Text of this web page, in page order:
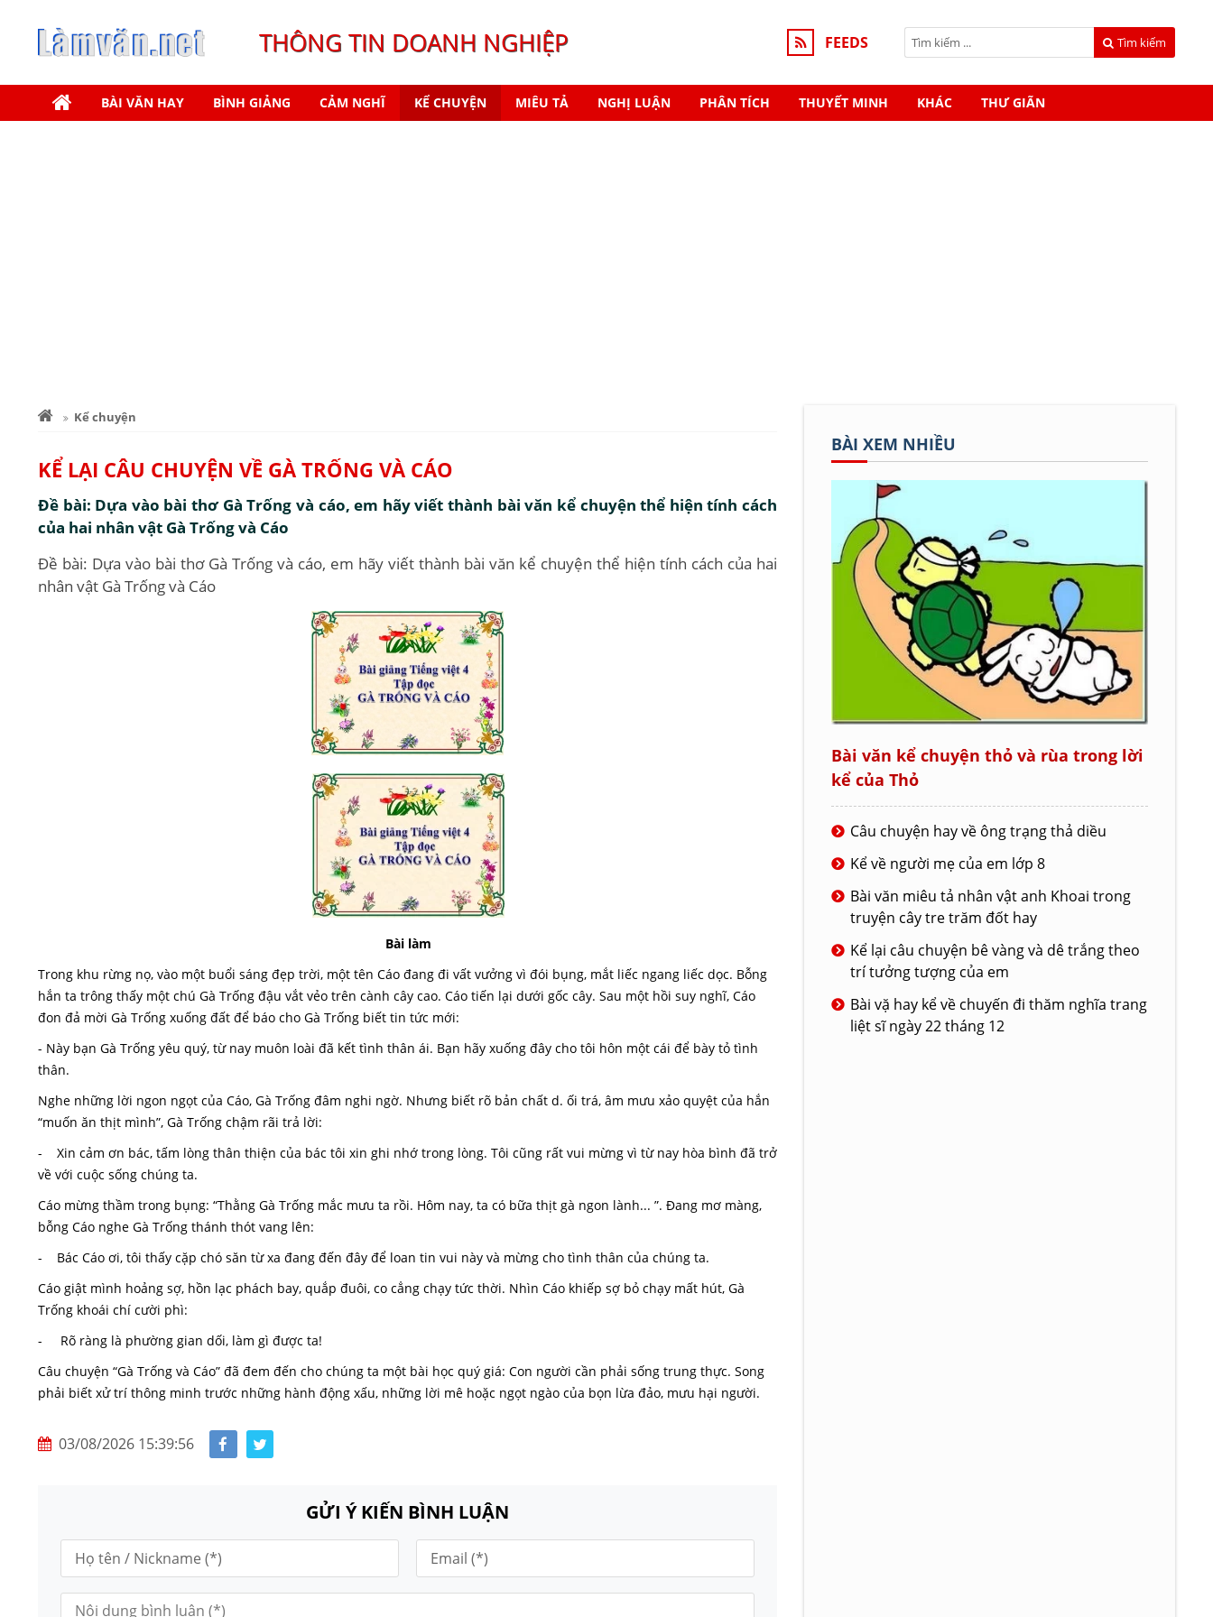
THÔNG TIN DOANH NGHIỆP FEEDS Tìm kiếm
BÀI VĂN HAY BÌNH GIẢNG CẢM NGHĨ KỂ CHUYỆN MIÊU TẢ NGHỊ LUẬN PHÂN TÍCH THUYẾT MINH KHÁC THƯ GIÃN
Kể chuyện
KỂ LẠI CÂU CHUYỆN VỀ GÀ TRỐNG VÀ CÁO
Đề bài: Dựa vào bài thơ Gà Trống và cáo, em hãy viết thành bài văn kể chuyện thể hiện tính cách
của hai nhân vật Gà Trống và Cáo
Đề bài: Dựa vào bài thơ Gà Trống và cáo, em hãy viết thành bài văn kể chuyện thể hiện tính cách của hai
nhân vật Gà Trống và Cáo
Bài làm
Trong khu rừng nọ, vào một buổi sáng đẹp trời, một tên Cáo đang đi vất vưởng vì đói bụng, mắt liếc ngang liếc dọc. Bỗng
hắn ta trông thấy một chú Gà Trống đậu vắt vẻo trên cành cây cao. Cáo tiến lại dưới gốc cây. Sau một hồi suy nghĩ, Cáo
đon đả mời Gà Trống xuống đất để báo cho Gà Trống biết tin tức mới:
- Này bạn Gà Trống yêu quý, từ nay muôn loài đã kết tình thân ái. Bạn hãy xuống đây cho tôi hôn một cái để bày tỏ tình
thân.
Nghe những lời ngon ngọt của Cáo, Gà Trống đâm nghi ngờ. Nhưng biết rõ bản chất d. ối trá, âm mưu xảo quyệt của hắn
“muốn ăn thịt mình”, Gà Trống chậm rãi trả lời:
- Xin cảm ơn bác, tấm lòng thân thiện của bác tôi xin ghi nhớ trong lòng. Tôi cũng rất vui mừng vì từ nay hòa bình đã trở
về với cuộc sống chúng ta.
Cáo mừng thầm trong bụng: “Thằng Gà Trống mắc mưu ta rồi. Hôm nay, ta có bữa thịt gà ngon lành... ”. Đang mơ màng,
bỗng Cáo nghe Gà Trống thánh thót vang lên:
- Bác Cáo ơi, tôi thấy cặp chó săn từ xa đang đến đây để loan tin vui này và mừng cho tình thân của chúng ta.
Cáo giật mình hoảng sợ, hồn lạc phách bay, quắp đuôi, co cẳng chạy tức thời. Nhìn Cáo khiếp sợ bỏ chạy mất hút, Gà
Trống khoái chí cười phì:
- Rõ ràng là phường gian dối, làm gì được ta!
Câu chuyện “Gà Trống và Cáo” đã đem đến cho chúng ta một bài học quý giá: Con người cần phải sống trung thực. Song
phải biết xử trí thông minh trước những hành động xấu, những lời mê hoặc ngọt ngào của bọn lừa đảo, mưu hại người.
03/08/2026 15:39:56
GỬI Ý KIẾN BÌNH LUẬN
BÀI XEM NHIỀU
Bài văn kể chuyện thỏ và rùa trong lời
kể của Thỏ
Câu chuyện hay về ông trạng thả diều
Kể về người mẹ của em lớp 8
Bài văn miêu tả nhân vật anh Khoai trong
truyện cây tre trăm đốt hay
Kể lại câu chuyện bê vàng và dê trắng theo
trí tưởng tượng của em
Bài vặ hay kể về chuyến đi thăm nghĩa trang
liệt sĩ ngày 22 tháng 12